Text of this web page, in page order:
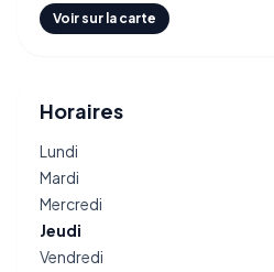
Voir sur la carte
Horaires
Lundi
Mardi
Mercredi
Jeudi
Vendredi